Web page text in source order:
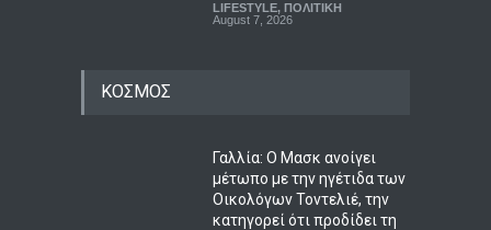
LIFESTYLE, ΠΟΛΙΤΙΚΗ
August 7, 2026
ΚΟΣΜΟΣ
Γαλλία: Ο Μασκ ανοίγει
μέτωπο με την ηγέτιδα των
Οικολόγων Τοντελιέ, την
κατηγορεί ότι προδίδει τη